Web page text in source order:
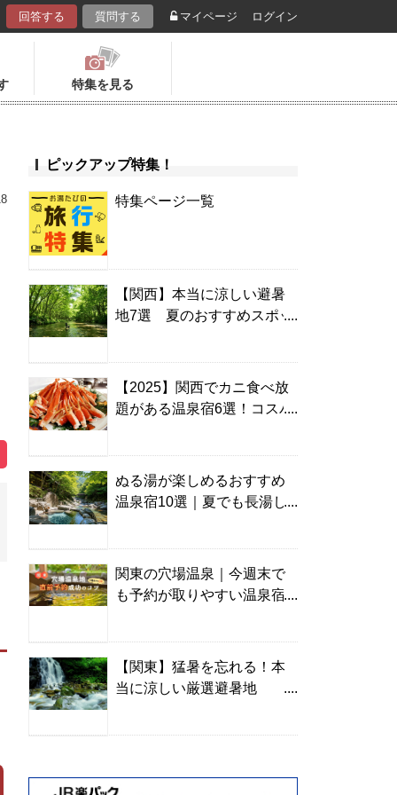
回答する 質問する マイページ ログイン
特集を見る
ピックアップ特集！
特集ページ一覧
【関西】本当に涼しい避暑
地7選 夏のおすすめスポッ
【2025】関西でカニ食べ放
題がある温泉宿6選！コスパ
ぬる湯が楽しめるおすすめ
温泉宿10選｜夏でも長湯し
関東の穴場温泉｜今週末で
も予約が取りやすい温泉宿
【関東】猛暑を忘れる！本
当に涼しい厳選避暑地